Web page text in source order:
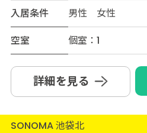
入居条件
男性 女性
空室
個室：1
詳細を見る
SONOMA 池袋北